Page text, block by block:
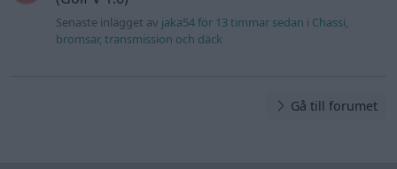
Senaste inlägget av jaka54 för 13 timmar sedan i Chassi,
bromsar, transmission och däck
Gå till forumet